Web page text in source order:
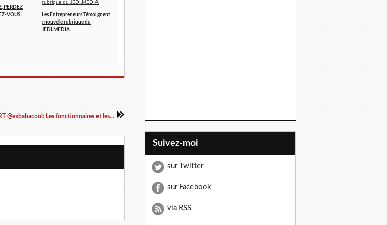
PERDEZ
VOUS !
Les Entrepreneurs Témoignent
: nouvelle rubrique du
JEDI.MEDIA
@exbabacool: Les fonctionnaires et les...
Suivez-moi
sur Twitter
sur Facebook
via RSS